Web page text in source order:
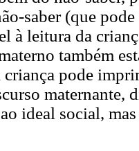
saber (que
à leitura da
também
criança pode
maternante,
ideal social,